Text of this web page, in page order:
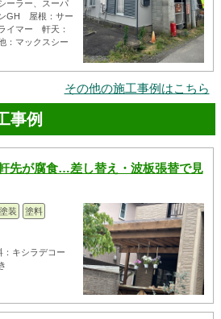
ーラー、スーパ
GH 屋根：サー
イマー 軒天：
マックスシー
その他の施工事例はこちら
事例
先が腐食…差し替え・波板張替で見
装
塗料
キシラデコー